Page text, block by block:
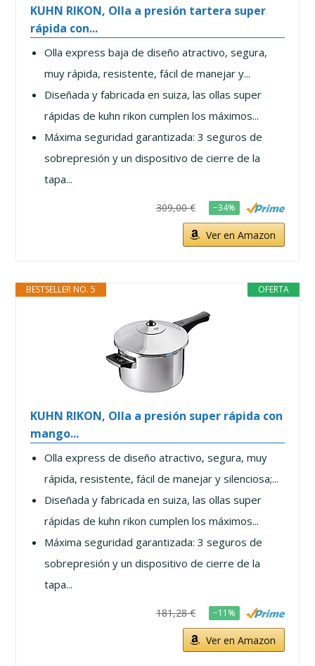
KUHN RIKON, Olla a presión tartera super
rápida con...
Olla express baja de diseño atractivo, segura,
muy rápida, resistente, fácil de manejar y...
Diseñada y fabricada en suiza, las ollas super
rápidas de kuhn rikon cumplen los máximos...
Máxima seguridad garantizada: 3 seguros de
sobrepresión y un dispositivo de cierre de la
tapa...
309,00 € −34%
Ver en Amazon
OFERTA
BESTSELLER NO. 5
KUHN RIKON, Olla a presión super rápida con
mango...
Olla express de diseño atractivo, segura, muy
rápida, resistente, fácil de manejar y silenciosa;...
Diseñada y fabricada en suiza, las ollas super
rápidas de kuhn rikon cumplen los máximos...
Máxima seguridad garantizada: 3 seguros de
sobrepresión y un dispositivo de cierre de la
tapa...
181,28 € −11%
Ver en Amazon